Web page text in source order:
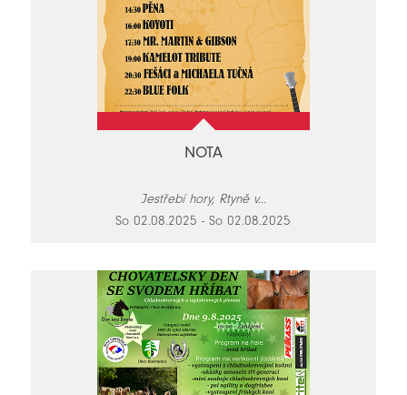
NOTA
Jestřebí hory, Rtyně v...
So 02.08.2025 - So 02.08.2025